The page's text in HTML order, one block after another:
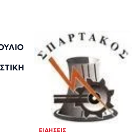
ΕΙΔΉΣΕΙΣ